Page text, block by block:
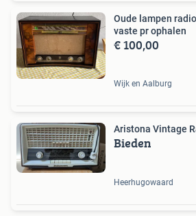
Oude lampen
vaste pr ophalen
€ 100,00
Wijk en Aalburg
Aristona Vintage
Bieden
Heerhugowaard